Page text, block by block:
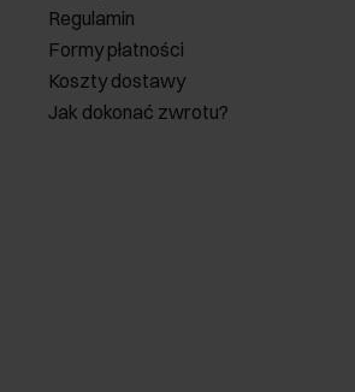
Regulamin
Formy płatności
Koszty dostawy
Jak dokonać zwrotu?